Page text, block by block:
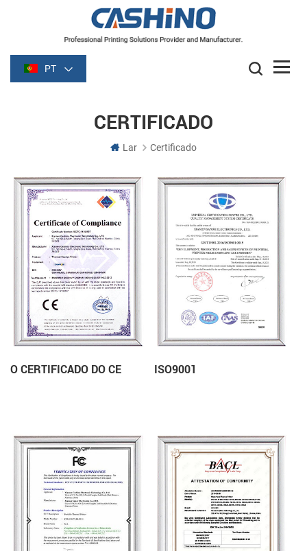
PT
CERTIFICADO
Lar Certificado
O CERTIFICADO DO CE ISO9001